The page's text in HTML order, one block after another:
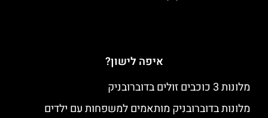
איפה לישון?
מלונות 3 כוכבים זולים בדוברובניק
מלונות בדוברובניק מותאמים למשפחות עם ילדים